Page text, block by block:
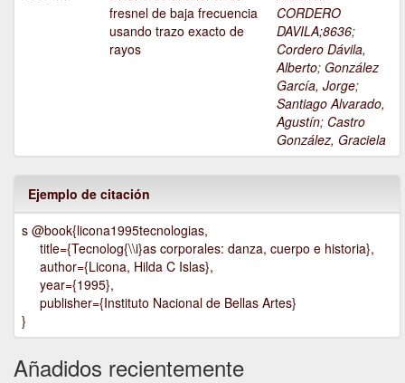
fresnel de baja frecuencia
usando trazo exacto de
rayos
CORDERO
DAVILA;8636;
Cordero Dávila,
Alberto; González
García, Jorge;
Santiago Alvarado,
Agustín; Castro
González, Graciela
Ejemplo de citación
s @book{licona1995tecnologias,
title={Tecnolog{\\i}as corporales: danza, cuerpo e historia},
author={Licona, Hilda C Islas},
year={1995},
publisher={Instituto Nacional de Bellas Artes}
}
Añadidos recientemente